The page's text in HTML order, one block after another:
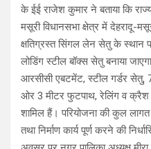
के ईई राजेश कुमार ने बताया कि
मसूरी विधानसभा क्षेत्र में देहरादू-
क्षतिग्रस्त सिंगल लेन सेतु के स्थान
लोडिंग स्टील बॉक्स सेतु बनाया
आरसीसी एबटमेंट, स्टील गर्डर सेतु,
ओर 3 मीटर फुटपाथ, रेलिंग व क्रैश
शामिल हैं। परियोजना की कुल
तथा निर्माण कार्य पूर्ण करने की